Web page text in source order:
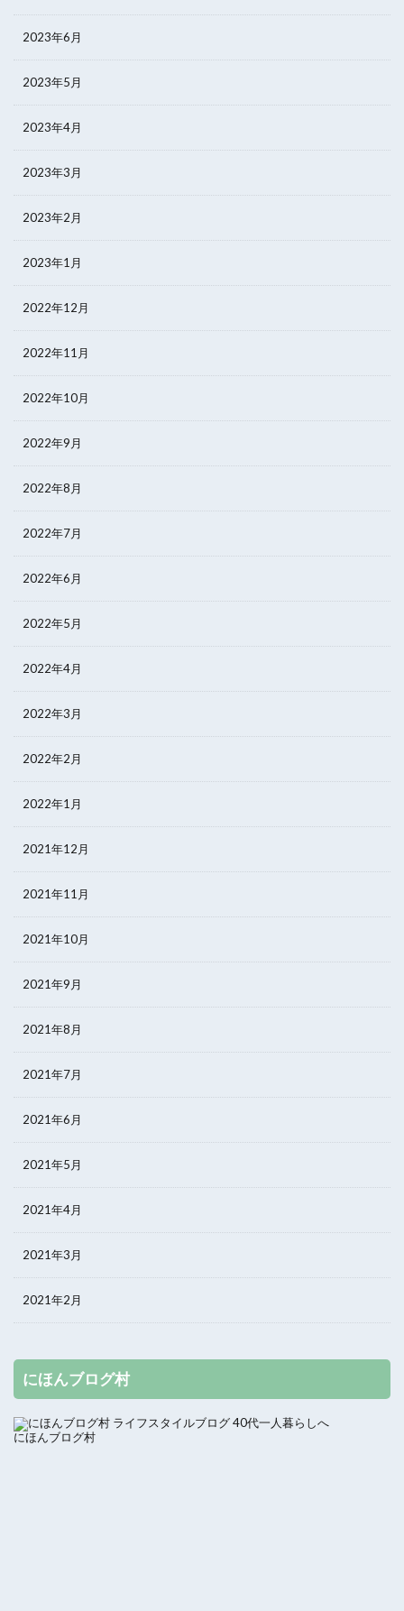
2023年6月
2023年5月
2023年4月
2023年3月
2023年2月
2023年1月
2022年12月
2022年11月
2022年10月
2022年9月
2022年8月
2022年7月
2022年6月
2022年5月
2022年4月
2022年3月
2022年2月
2022年1月
2021年12月
2021年11月
2021年10月
2021年9月
2021年8月
2021年7月
2021年6月
2021年5月
2021年4月
2021年3月
2021年2月
にほんブログ村
にほんブログ村